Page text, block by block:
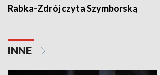
Rabka-Zdrój czyta Szymborską
INNE